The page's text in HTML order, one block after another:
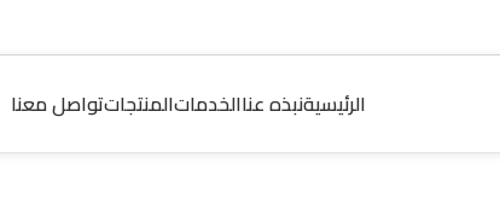
الرئيسيةنبذه عناالخدماتالمنتجاتتواصل معنا